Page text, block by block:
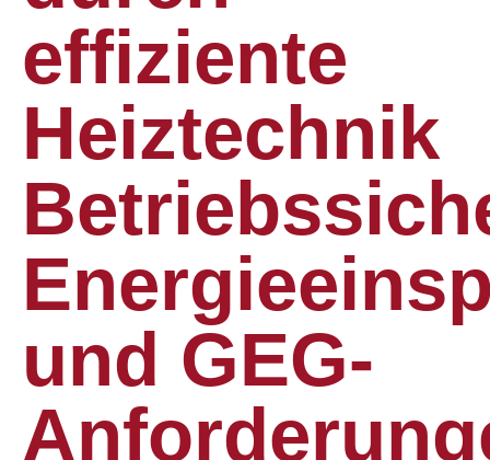
effiziente
Heiztechnik
und GEG-